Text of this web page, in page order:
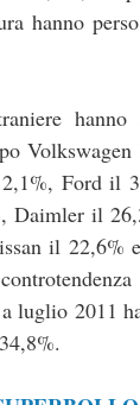
hanno
Ford il
Daimler il
il 22,6%
luglio 2011